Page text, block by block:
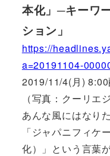
本化」─キーワ
ション」
https://
a=20191104-
2019/11/4(月)
（写真：クーリエ
あんな風にはなり
「ジャパニフィ
化）」という言葉